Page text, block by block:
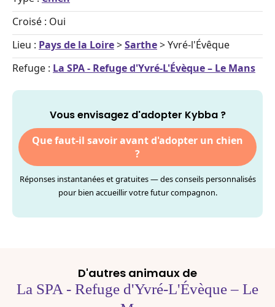
Croisé : Oui
Lieu : Pays de la Loire>Sarthe> Yvré-l'Évêque
Refuge : La SPA - Refuge d'Yvré-L'Évèque – Le Mans
Vous envisagez d'adopter Kybba ?
Que faut-il savoir avant d'adopter un chien
?
Réponses instantanées et gratuites — des conseils personnalisés
pour bien accueillir votre futur compagnon.
D'autres animaux de
La SPA - Refuge d'Yvré-L'Évèque – Le